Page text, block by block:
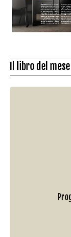
Il libro del mese